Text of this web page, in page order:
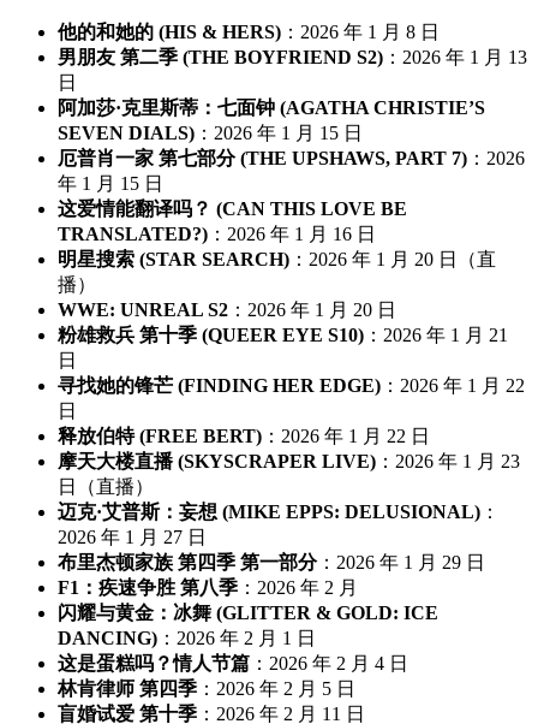
他的和她的 (HIS & HERS) ：2026 年 1 月 8 日
男朋友 第二季 (THE BOYFRIEND S2) ：2026 年 1 月 13
日
阿加莎·克里斯蒂：七面钟 (AGATHA CHRISTIE’S
SEVEN DIALS) ：2026 年 1 月 15 日
厄普肖一家 第七部分 (THE UPSHAWS, PART 7) ：2026
年 1 月 15 日
这爱情能翻译吗？ (CAN THIS LOVE BE
TRANSLATED?) ：2026 年 1 月 16 日
明星搜索 (STAR SEARCH) ：2026 年 1 月 20 日（直
播）
WWE: UNREAL S2 ：2026 年 1 月 20 日
粉雄救兵 第十季 (QUEER EYE S10) ：2026 年 1 月 21
日
寻找她的锋芒 (FINDING HER EDGE) ：2026 年 1 月 22
日
释放伯特 (FREE BERT) ：2026 年 1 月 22 日
摩天大楼直播 (SKYSCRAPER LIVE) ：2026 年 1 月 23
日（直播）
迈克·艾普斯：妄想 (MIKE EPPS: DELUSIONAL) ：
2026 年 1 月 27 日
布里杰顿家族 第四季 第一部分：2026 年 1 月 29 日
F1：疾速争胜 第八季 ：2026 年 2 月
闪耀与黄金：冰舞 (GLITTER & GOLD: ICE
DANCING) ：2026 年 2 月 1 日
这是蛋糕吗？情人节篇 ：2026 年 2 月 4 日
林肯律师 第四季 ：2026 年 2 月 5 日
盲婚试爱 第十季 ：2026 年 2 月 11 日